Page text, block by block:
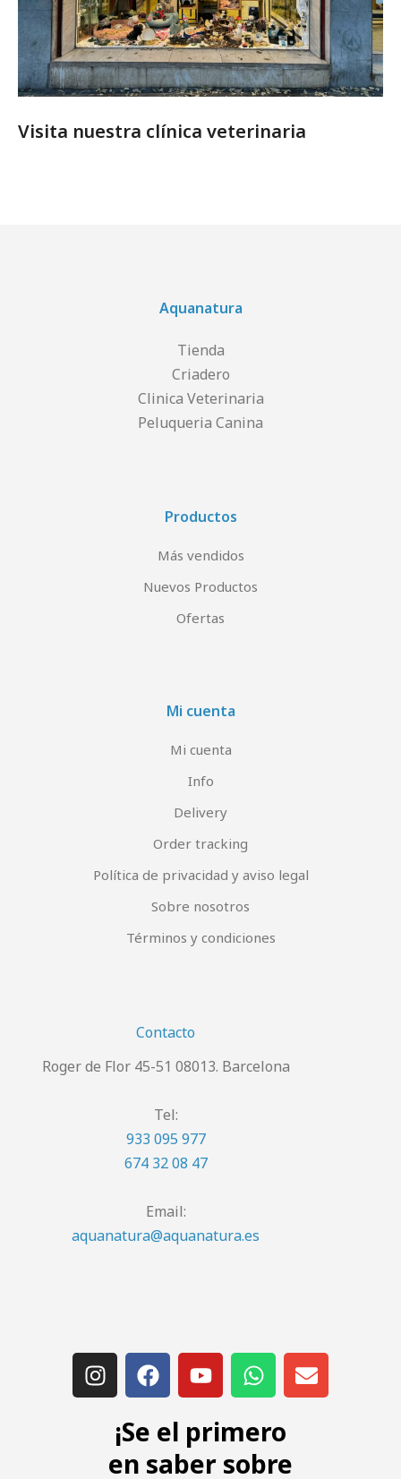
Visita nuestra clínica veterinaria
Aquanatura
Tienda
Criadero
Clinica Veterinaria
Peluqueria Canina
Productos
Más vendidos
Nuevos Productos
Ofertas
Mi cuenta
Mi cuenta
Info
Delivery
Order tracking
Política de privacidad y aviso legal
Sobre nosotros
Términos y condiciones
Contacto
Roger de Flor 45-51 08013. Barcelona
Tel:
933 095 977
674 32 08 47
Email:
aquanatura@aquanatura.es
¡Se el primero
en saber sobre